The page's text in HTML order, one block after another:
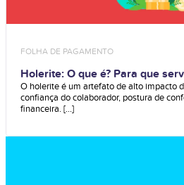
FOLHA DE PAGAMENTO
Holerite: O que é? Para que
O holerite é um artefato de alto impacto
confiança do colaborador, postura de
financeira. [...]